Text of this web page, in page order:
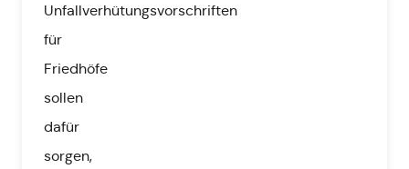
Unfallverhütungsvorschriften
für
Friedhöfe
sollen
dafür
sorgen,